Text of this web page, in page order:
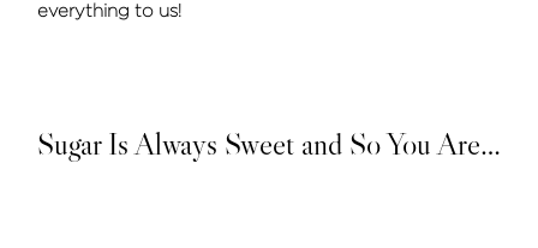
everything to us!
Sugar Is Always Sweet and So You Are…